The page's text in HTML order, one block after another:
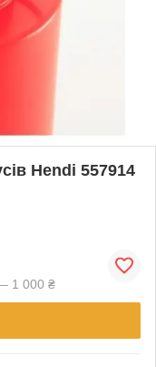
Hendi 557914
1 000 ₴